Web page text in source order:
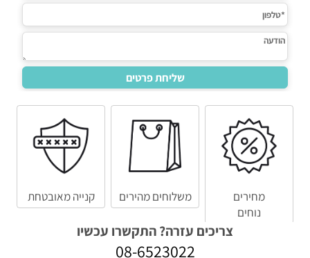
מחירים
נוחים
משלוחים מהירים קנייה מאובטחת
צריכים עזרה? התקשרו עכשיו
08-6523022